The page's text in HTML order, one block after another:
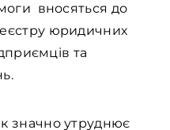
вносяться до
юридичних
та
значно утруднює